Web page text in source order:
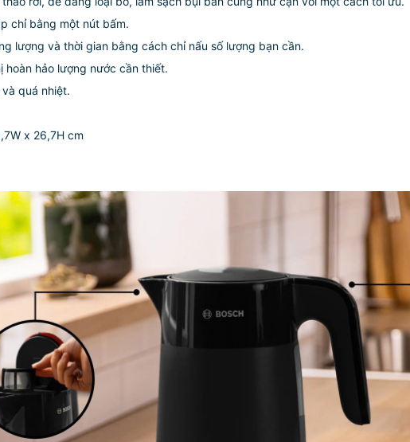
chỉ bằng một nút bấm.
lượng và thời gian bằng cách chỉ nấu số lượng bạn cần.
hảo lượng nước cần thiết.
quá nhiệt.
x 26,7H cm